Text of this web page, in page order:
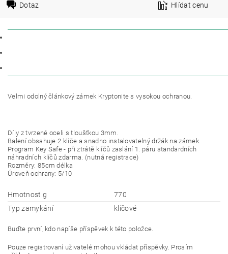
Dotaz Hlídat cenu
Velmi odolný článkový zámek Kryptonite s vysokou ochranou.
Díly z tvrzené oceli s tloušťkou 3mm.
Balení obsahuje 2 klíče a snadno instalovatelný držák na zámek.
Program Key Safe - při ztrátě klíčů zaslání 1. páru standardních
náhradních klíčů zdarma. (nutná registrace)
Rozměry: 85cm délka
Úroveň ochrany: 5/10
Hmotnost g
770
Typ zamykání
klíčové
Buďte první, kdo napíše příspěvek k této položce.
Pouze registrovaní uživatelé mohou vkládat příspěvky. Prosím